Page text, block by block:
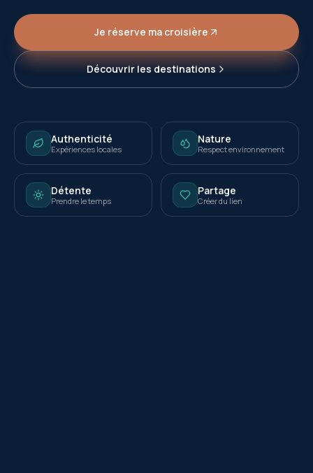
Je réserve ma croisière
Découvrir les destinations
Authenticité
Expériences locales
Nature
Respect environnement
Détente
Prendre le temps
Partage
Créer du lien